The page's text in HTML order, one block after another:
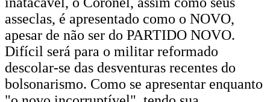
asseclas, é apresentado como o NOVO,
apesar de não ser do PARTIDO NOVO.
Difícil será para o militar reformado
descolar-se das desventuras recentes do
bolsonarismo. Como se apresentar enquanto